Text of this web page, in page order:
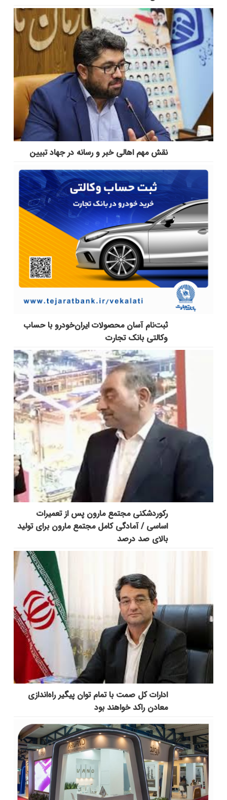
نقش مهم اهالی خبر و رسانه در جهاد تبیین
ثبت‌نام آسان محصولات ایران‌خودرو با حساب
وکالتی بانک تجارت
رکوردشکنی مجتمع مارون پس از تعمیرات
اساسی / آمادگی کامل مجتمع مارون برای تولید
بالای صد درصد
ادارات کل صمت با تمام توان پیگیر راه‌اندازی
معادن راکد خواهند بود